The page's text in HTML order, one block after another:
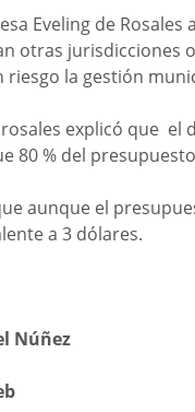
Eveling de
otras jurisdicciones
riesgo la gestión
explicó que el
80 % del
aunque el
a 3 dólares.
Núñez